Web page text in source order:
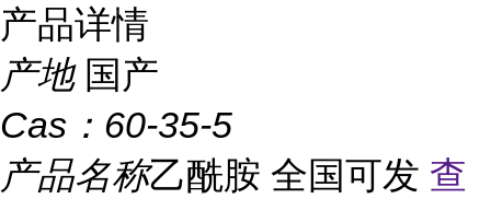
产品详情
产地 国产
Cas： 60-35-5
产品名称乙酰胺 全国可发 查